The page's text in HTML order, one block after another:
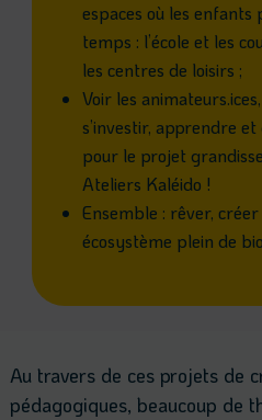
espaces où les enfants
temps : l’école et les
les centres de loisirs ;
Voir les
s’investir, apprendre
pour le projet
Ateliers Kaléido !
Ensemble : rêver,
écosystème plein de
Au travers de ces projets de
pédagogiques, beaucoup de